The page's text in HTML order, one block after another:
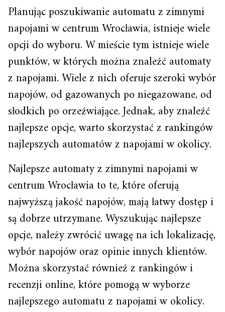
Planując poszukiwanie automatu z zimnymi
napojami w centrum Wrocławia, istnieje wiele
opcji do wyboru. W mieście tym istnieje wiele
punktów, w których można znaleźć automaty
z napojami. Wiele z nich oferuje szeroki wybór
napojów, od gazowanych po niegazowane, od
słodkich po orzeźwiające. Jednak, aby znaleźć
najlepsze opcje, warto skorzystać z rankingów
najlepszych automatów z napojami w okolicy.
Najlepsze automaty z zimnymi napojami w
centrum Wrocławia to te, które oferują
najwyższą jakość napojów, mają łatwy dostęp i
są dobrze utrzymane. Wyszukując najlepsze
opcje, należy zwrócić uwagę na ich lokalizację,
wybór napojów oraz opinie innych klientów.
Można skorzystać również z rankingów i
recenzji online, które pomogą w wyborze
najlepszego automatu z napojami w okolicy.